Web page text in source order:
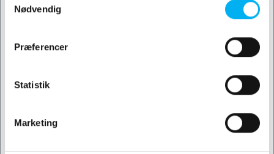
Nødvendig
Præferencer
Statistik
Marketing
Presenninger
Skilte og banner
Fakturaer og kontoudtog